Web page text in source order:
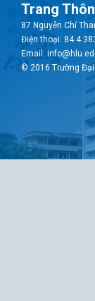
Trang
87 Nguyễn Chí
Điện thoại:
Email:
© 2016 Trường Đại